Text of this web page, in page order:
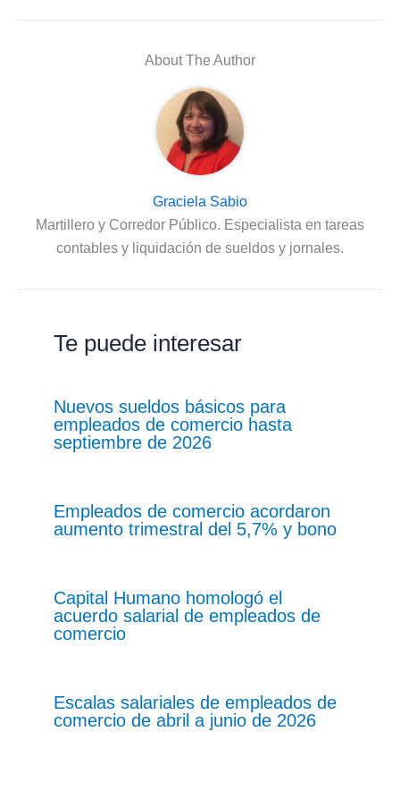
About The Author
Graciela Sabio
Martillero y Corredor Público. Especialista en tareas
contables y liquidación de sueldos y jornales.
Te puede interesar
Nuevos sueldos básicos para
empleados de comercio hasta
septiembre de 2026
Empleados de comercio acordaron
aumento trimestral del 5,7% y bono
Capital Humano homologó el
acuerdo salarial de empleados de
comercio
Escalas salariales de empleados de
comercio de abril a junio de 2026